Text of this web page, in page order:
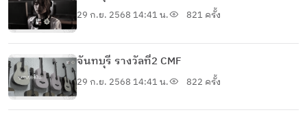
29 ก.ย. 2568 14:41 น. 821 ครั้ง
จันทบุรี รางวัลที่2 CMF
29 ก.ย. 2568 14:41 น. 822 ครั้ง